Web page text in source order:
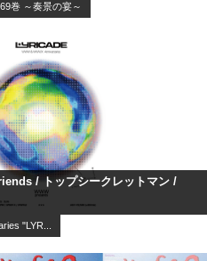
巻 ～奏景の宴～
/ トップシークレットマン /
"LYR...